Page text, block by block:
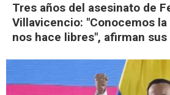
Tres años del asesinato de
Villavicencio: "Conocemos la
nos hace libres", afirman sus